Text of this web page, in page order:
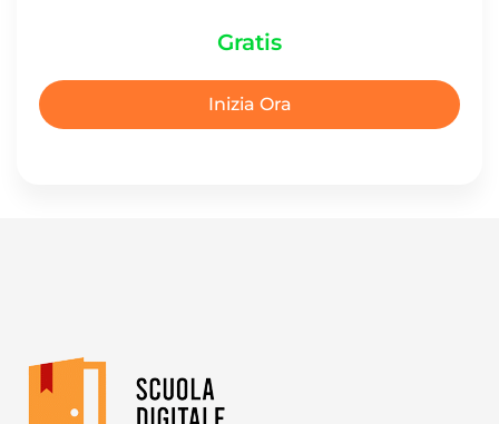
Gratis
Inizia Ora